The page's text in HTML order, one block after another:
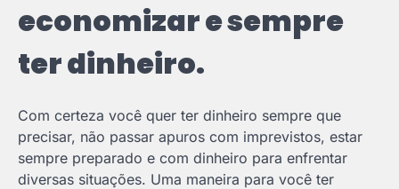
economizar e sempre
ter dinheiro.
Com certeza você quer ter dinheiro sempre que
precisar, não passar apuros com imprevistos, estar
sempre preparado e com dinheiro para enfrentar
diversas situações. Uma maneira para você ter